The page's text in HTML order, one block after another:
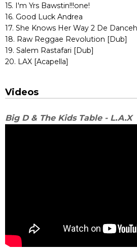
15. I'm Yrs Bawstin!!!one!
16. Good Luck Andrea
17. She Knows Her Way 2 De
18. Raw Reggae Revolution [Dub]
19. Salem Rastafari [Dub]
20. LAX [Acapella]
Videos
Big D & The Kids Table - L.A.X